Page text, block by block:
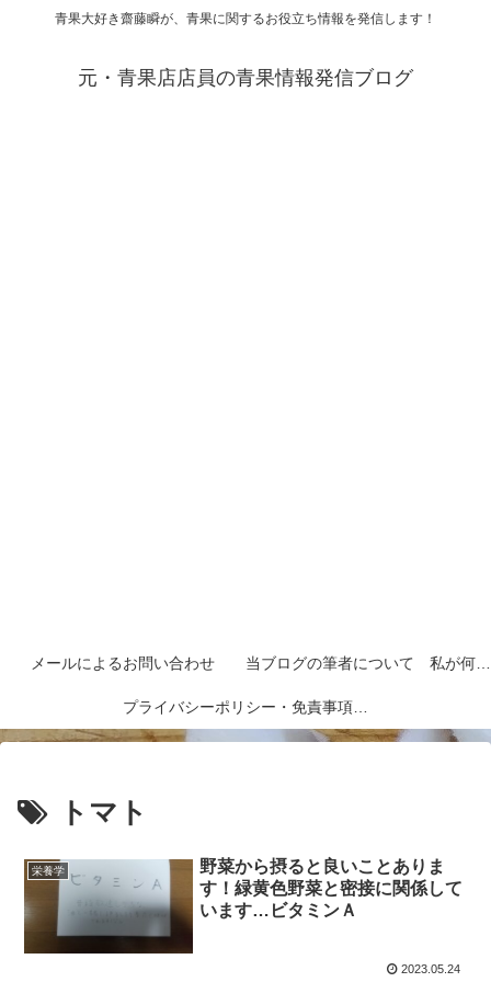
青果大好き齋藤瞬が、青果に関するお役立ち情報を発信します！
元・青果店店員の青果情報発信ブログ
メールによるお問い合わせ 当ブログの筆者について 私が何者なのかを紹介します
プライバシーポリシー・免責事項など
トマト
栄養学
野菜から摂ると良いことありま
す！緑黄色野菜と密接に関係して
います…ビタミンＡ
2023.05.24